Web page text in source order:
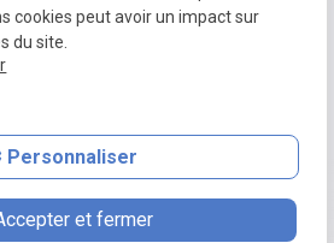
légales
Politique de
contact_page phone
cookies peut avoir un impact sur
du site.
Personnaliser
et fermer